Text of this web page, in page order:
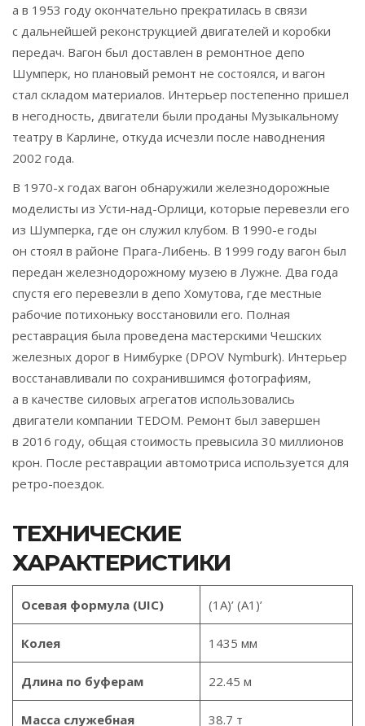
а в 1953 году окончательно прекратилась в связи
с дальнейшей реконструкцией двигателей и коробки
передач. Вагон был доставлен в ремонтное депо
Шумперк, но плановый ремонт не состоялся, и вагон
стал складом материалов. Интерьер постепенно пришел
в негодность, двигатели были проданы Музыкальному
театру в Карлине, откуда исчезли после наводнения
2002 года.
В 1970-х годах вагон обнаружили железнодорожные
моделисты из Усти-над-Орлици, которые перевезли его
из Шумперка, где он служил клубом. В 1990-е годы
он стоял в районе Прага-Либень. В 1999 году вагон был
передан железнодорожному музею в Лужне. Два года
спустя его перевезли в депо Хомутова, где местные
рабочие потихоньку восстановили его. Полная
реставрация была проведена мастерскими Чешских
железных дорог в Нимбурке (DPOV Nymburk). Интерьер
восстанавливали по сохранившимся фотографиям,
а в качестве силовых агрегатов использовались
двигатели компании TEDOM. Ремонт был завершен
в 2016 году, общая стоимость превысила 30 миллионов
крон. После реставрации автомотриса используется для
ретро-поездок.
ТЕХНИЧЕСКИЕ
ХАРАКТЕРИСТИКИ
Осевая формула (UIC) (1A)’ (A1)’
Колея 1435 мм
Длина по буферам 22.45 м
Масса служебная 38.7 т